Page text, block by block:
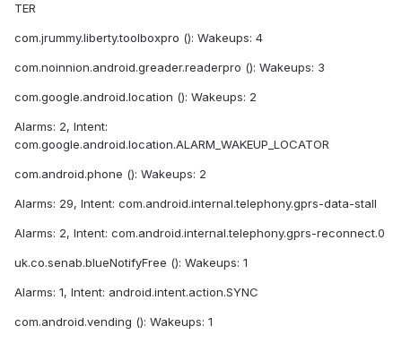
TER
com.jrummy.liberty.toolboxpro (): Wakeups: 4
com.noinnion.android.greader.readerpro (): Wakeups: 3
com.google.android.location (): Wakeups: 2
Alarms: 2, Intent:
com.google.android.location.ALARM_WAKEUP_LOCATOR
com.android.phone (): Wakeups: 2
Alarms: 29, Intent: com.android.internal.telephony.gprs-data-stall
Alarms: 2, Intent: com.android.internal.telephony.gprs-reconnect.0
uk.co.senab.blueNotifyFree (): Wakeups: 1
Alarms: 1, Intent: android.intent.action.SYNC
com.android.vending (): Wakeups: 1